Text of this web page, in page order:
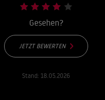
Gesehen?
JETZT BEWERTEN
Stand: 18.05.2026